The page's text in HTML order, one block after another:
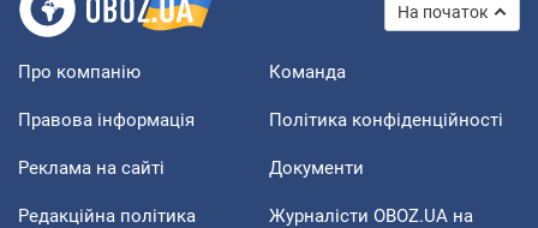
На початок
Про компанію Команда
Правова інформація Політика конфіденційності
Реклама на сайті Документи
Редакційна політика
Журналісти OBOZ.UA на